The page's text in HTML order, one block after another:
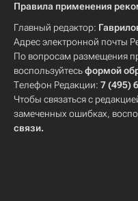
Правила применения
Главный редактор:
Адрес электронной почты
По вопросам размещения
воспользуйтесьформой
Телефон Редакции: 7 (495)
Чтобы связаться с
замеченных ошибках,
связи.